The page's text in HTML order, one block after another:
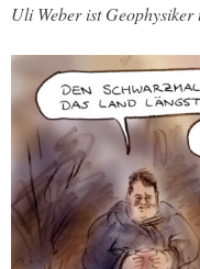
Uli Weber ist Geophysiker